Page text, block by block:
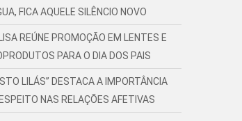
FICA AQUELE SILÊNCIO NOVO
REÚNE PROMOÇÃO EM LENTES E
PARA O DIA DOS PAIS
LILÁS” DESTACA A IMPORTÂNCIA
NAS RELAÇÕES AFETIVAS